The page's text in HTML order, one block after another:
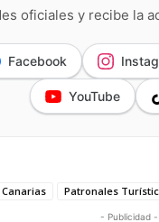
oficiales y recibe la
Facebook
YouTube
Patronales
- Publicidad -